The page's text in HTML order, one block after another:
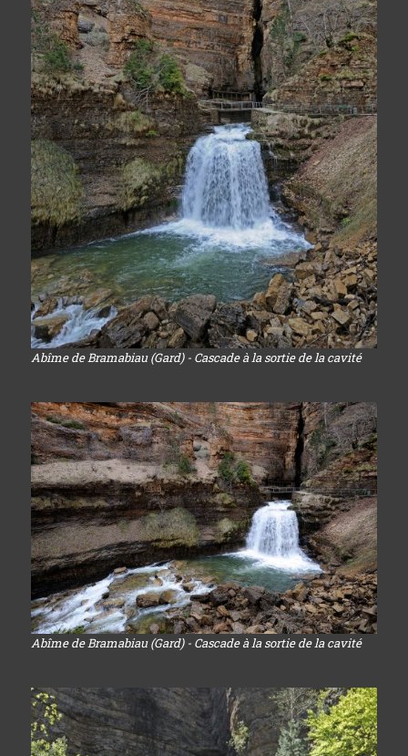
Abîme de Bramabiau (Gard) - Cascade à la sortie de la cavité
Abîme de Bramabiau (Gard) - Cascade à la sortie de la cavité